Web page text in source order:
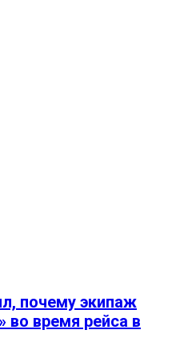
почему экипаж
во время рейса в